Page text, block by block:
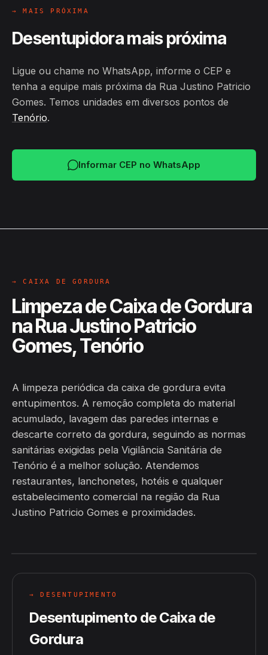
→ MAIS PRÓXIMA
Desentupidora mais próxima
Ligue ou chame no WhatsApp, informe o CEP e
tenha a equipe mais próxima da Rua Justino Patricio
Gomes. Temos unidades em diversos pontos de
Tenório.
Informar CEP no WhatsApp
→ CAIXA DE GORDURA
Limpeza de Caixa de Gordura
na Rua Justino Patricio
Gomes, Tenório
A limpeza periódica da caixa de gordura evita
entupimentos. A remoção completa do material
acumulado, lavagem das paredes internas e
descarte correto da gordura, seguindo as normas
sanitárias exigidas pela Vigilância Sanitária de
Tenório é a melhor solução. Atendemos
restaurantes, lanchonetes, hotéis e qualquer
estabelecimento comercial na região da Rua
Justino Patricio Gomes e proximidades.
→ DESENTUPIMENTO
Desentupimento de Caixa de
Gordura